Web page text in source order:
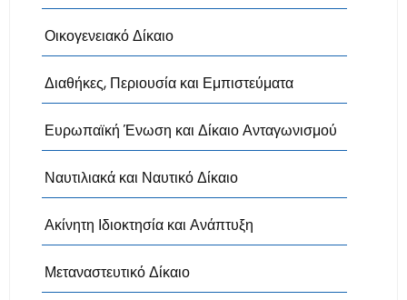
Οικογενειακό Δίκαιο
Διαθήκες, Περιουσία και Εμπιστεύματα
Ευρωπαϊκή Ένωση και Δίκαιο Ανταγωνισμού
Ναυτιλιακά και Ναυτικό Δίκαιο
Ακίνητη Ιδιοκτησία και Ανάπτυξη
Μεταναστευτικό Δίκαιο